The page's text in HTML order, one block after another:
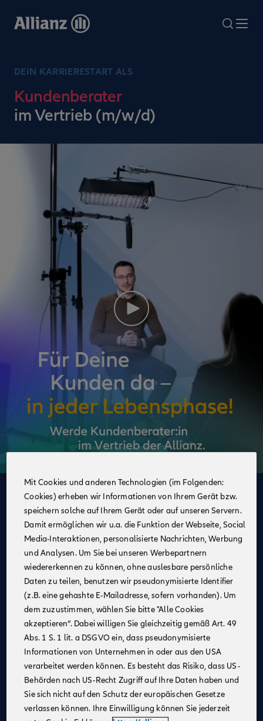
zum
search
DEIN KARRIERESTART ALS
Kundenberater
im Vertrieb (m/w/d)
Deine Vorteile
im Vertrieb der Allianz
Kontinuierliche Unterstützung : Profitiere von
Schulungen und Coachings durch erfahrene
Mitarbeiter:innen, Trainer:innen und Führungskräfte,
um fachlich und persönlich zu wachsen.
Flexible Arbeitsmöglichkeiten
: Nutze unsere
digitalen Beratungstools, um von überall aus zu
arbeiten und Deine Kundinnen und Kunden
bestmöglich zu betreuen.
Attraktives Vergütungsmodell: Gestalte Dein
Einkommen selbst – durch Fleiß und Engagement
kannst Du über Dein Festgehalt hinaus Provisionen
und leistungsbezogene Sondervergütungen
verdienen.
Mit Cookies und anderen Technologien (im Folgenden:
Cookies) erheben wir Informationen von Ihrem Gerät bzw.
speichern solche auf Ihrem Gerät oder auf unseren Servern.
Damit ermöglichen wir u.a. die Funktion der Webseite, Social
Media-Interaktionen, personalisierte Nachrichten, Werbung
und Analysen. Um Sie bei unseren Werbepartnern
wiedererkennen zu können, ohne auslesbare persönliche
Daten zu teilen, benutzen wir pseudonymisierte Identifier
(z.B. eine gehashte E-Mailadresse, sofern vorhanden). Um
dem zuzustimmen, wählen Sie bitte "Alle Cookies
akzeptieren“. Dabei willigen Sie gleichzeitig gemäß Art. 49
Abs. 1 S. 1 lit. a DSGVO ein, dass pseudonymisierte
Informationen von Unternehmen in oder aus den USA
verarbeitet werden können. Es besteht das Risiko, dass US-
Behörden nach US-Recht Zugriff auf Ihre Daten haben und
Sie sich nicht auf den Schutz der europäischen Gesetze
verlassen können. Ihre Einwilligung können Sie jederzeit